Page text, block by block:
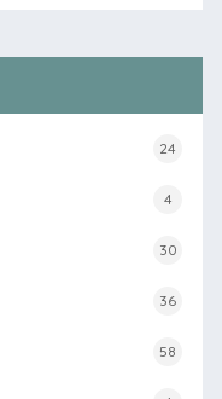
24
4
30
36
58